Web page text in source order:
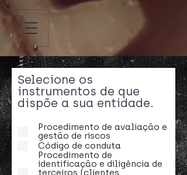
Selecione os
instrumentos de que
dispõe a sua entidade.
Procedimento de avaliação e
gestão de riscos
Código de conduta
Procedimento de
identificação e diligência de
terceiros (clientes,